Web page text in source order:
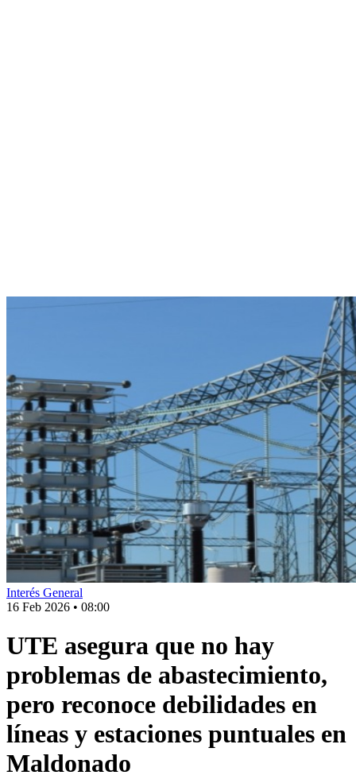
Interés General
16 Feb 2026 • 08:00
UTE asegura que no hay
problemas de abastecimiento,
pero reconoce debilidades en
líneas y estaciones puntuales en
Maldonado